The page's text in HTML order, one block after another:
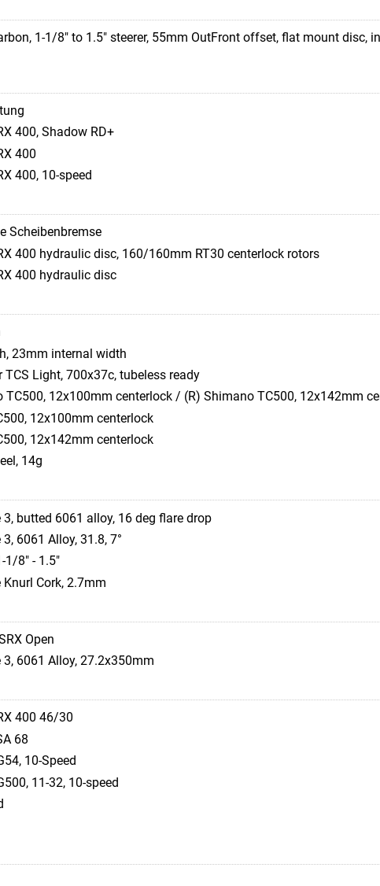
1-1/8" to 1.5" steerer, 55mm OutFront offset, flat mount disc,
400, Shadow RD+
400
400, 10-speed
Scheibenbremse
400 hydraulic disc, 160/160mm RT30 centerlock rotors
400 hydraulic disc
23mm internal width
TCS Light, 700x37c, tubeless ready
TC500, 12x100mm centerlock / (R) Shimano TC500, 12x142mm
12x100mm centerlock
12x142mm centerlock
14g
3, butted 6061 alloy, 16 deg flare drop
6061 Alloy, 31.8, 7°
1/8" - 1.5"
Cork, 2.7mm
Open
3, 6061 Alloy, 27.2x350mm
400 46/30
68
10-Speed
11-32, 10-speed